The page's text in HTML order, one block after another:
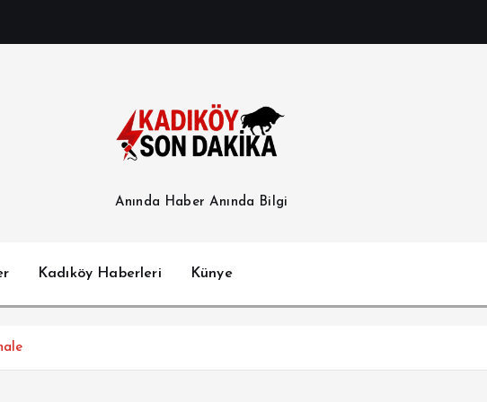
Anında Haber Anında Bilgi
Kadıköy Haberleri Künye